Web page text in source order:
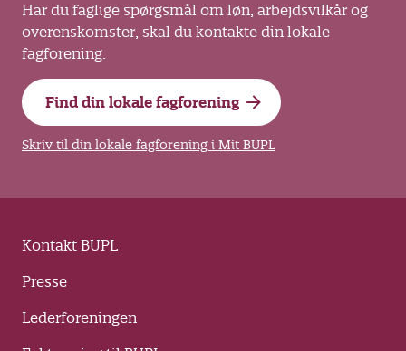
Har du faglige spørgsmål om løn, arbejdsvilkår og
overenskomster, skal du kontakte din lokale
fagforening.
Find din lokale fagforening
Skriv til din lokale fagforening i Mit BUPL
Kontakt BUPL
Presse
Lederforeningen